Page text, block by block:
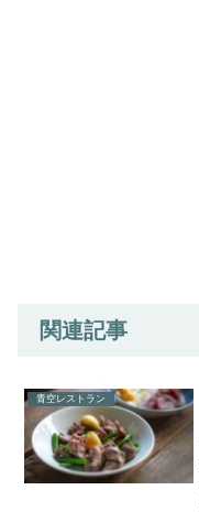
関連記事
青空レストラン